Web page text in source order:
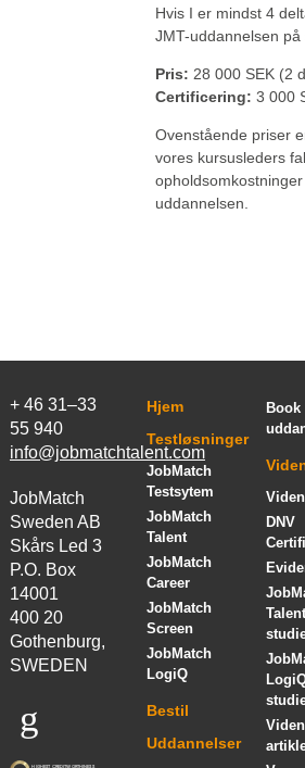
Hvis I er mindst 4
JMT-uddannelsen på
Pris: 28 000 SEK (2
Certificering: 3 000
Ovenstående priser
vores kursusleders
uddannelsen.
+ 46 31–33
55 940
info@jobmatchtalent.com
JobMatch
Sweden AB
Skårs Led 3
P.O. Box
14001
400 20
Gothenburg,
SWEDEN
Hjem
Testløsninger
JobMatch
Testsytem
JobMatch
Talent
JobMatch
Career
JobMatch
Screen
JobMatch
LogiQ
Bestil
Uddannelser
Book
DNV